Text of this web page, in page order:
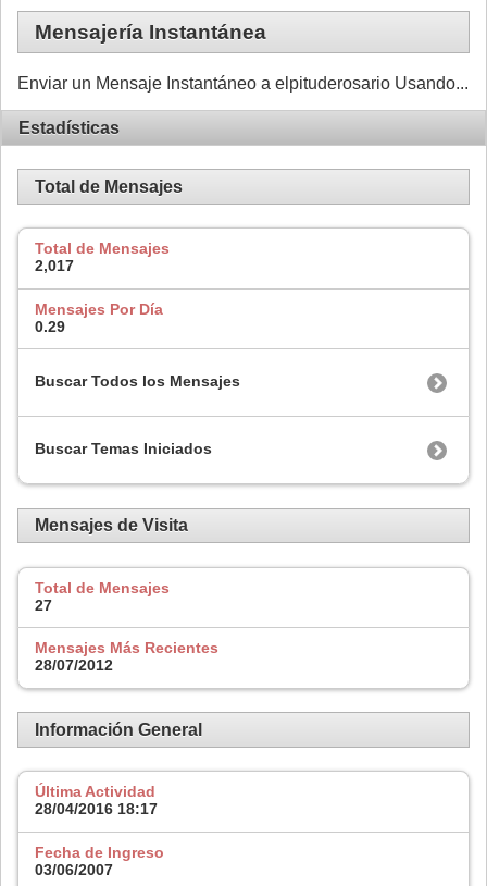
Mensajería Instantánea
Enviar un Mensaje Instantáneo a elpituderosario Usando...
Estadísticas
Total de Mensajes
Total de Mensajes
2,017
Mensajes Por Día
0.29
Buscar Todos los Mensajes
Buscar Temas Iniciados
Mensajes de Visita
Total de Mensajes
27
Mensajes Más Recientes
28/07/2012
Información General
Última Actividad
28/04/2016 18:17
Fecha de Ingreso
03/06/2007